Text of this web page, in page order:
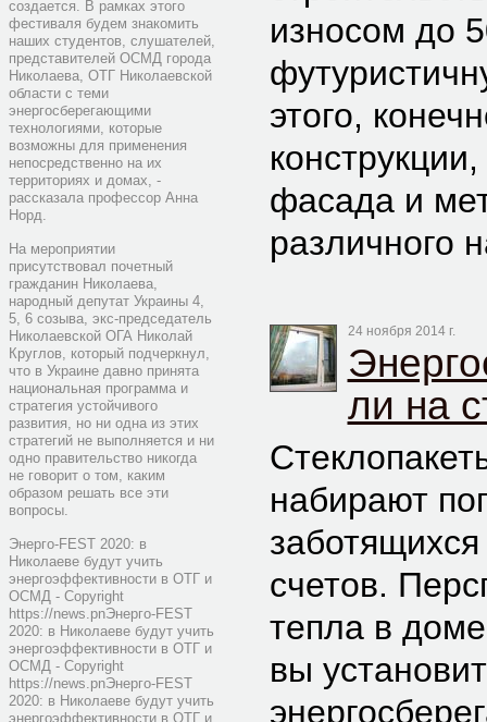
создается. В рамках этого
фестиваля будем знакомить
наших студентов, слушателей,
представителей ОСМД города
Николаева, ОТГ Николаевской
области с теми
энергосберегающими
технологиями, которые
возможны для применения
непосредственно на их
территориях и домах, -
рассказала профессор Анна
Норд.
На мероприятии
присутствовал почетный
гражданин Николаева,
народный депутат Украины 4,
5, 6 созыва, экс-председатель
Николаевской ОГА Николай
Круглов, который подчеркнул,
что в Украине давно принята
национальная программа и
стратегия устойчивого
развития, но ни одна из этих
стратегий не выполняется и ни
одно правительство никогда
не говорит о том, каким
образом решать все эти
вопросы.
Энерго-FEST 2020: в
Николаеве будут учить
энергоэффективности в ОТГ и
ОСМД - Copyright
https://news.pnЭнерго-FEST
2020: в Николаеве будут учить
энергоэффективности в ОТГ и
ОСМД - Copyright
https://news.pnЭнерго-FEST
2020: в Николаеве будут учить
энергоэффективности в ОТГ и
износом до
этого,
фасада и
различного
24 ноября 2014 г.
ли на
набирают
счетов.
тепла в
вы